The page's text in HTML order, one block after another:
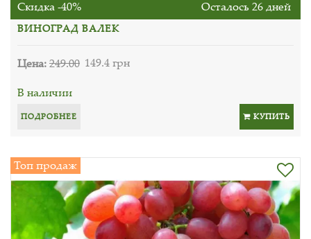
Скидка -40% Осталось 26 дней
ВИНОГРАД ВАЛЕК
Цена:249.00 149.4 грн
В наличии
ПОДРОБНЕЕ КУПИТЬ
Топ продаж